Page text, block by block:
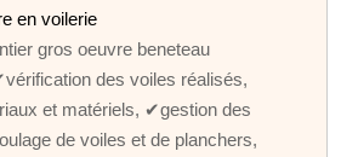
en voilerie
gros oeuvre beneteau
des voiles réalisés,
et matériels, ✔gestion des
de voiles et de planchers,